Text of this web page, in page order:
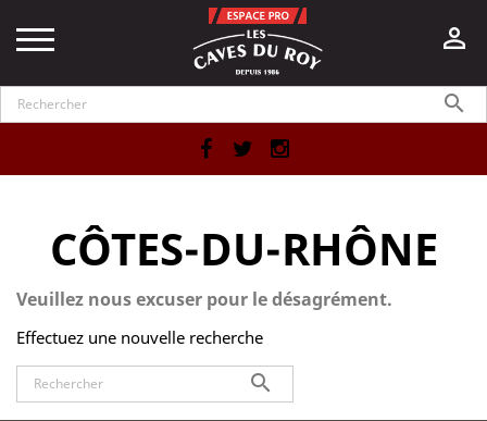


Facebook
CÔTES-DU-RHÔNE
Veuillez nous excuser pour le désagrément.
Effectuez une nouvelle recherche
